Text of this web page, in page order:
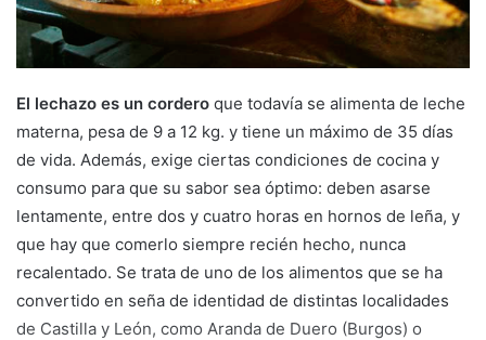
El lechazo es un cordero que todavía se alimenta de leche
materna, pesa de 9 a 12 kg. y tiene un máximo de 35 días
de vida. Además, exige ciertas condiciones de cocina y
consumo para que su sabor sea óptimo: deben asarse
lentamente, entre dos y cuatro horas en hornos de leña, y
que hay que comerlo siempre recién hecho, nunca
recalentado. Se trata de uno de los alimentos que se ha
convertido en seña de identidad de distintas localidades
de Castilla y León, como Aranda de Duero (Burgos) o